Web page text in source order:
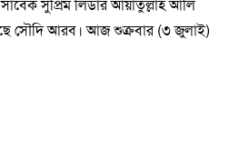
সুপ্রিম লিডার আয়াতুল্লাহ আলি
সৌদি আরব। আজ শুক্রবার (৩ জুলাই)